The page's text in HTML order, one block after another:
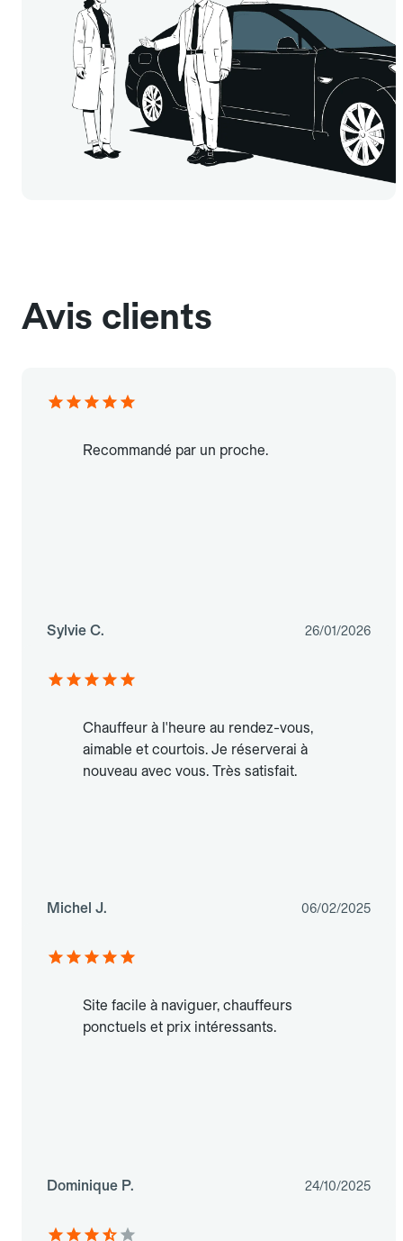
Avis clients
Recommandé par un proche.
Sylvie C. 26/01/2026
Chauffeur à l'heure au rendez-vous,
aimable et courtois. Je réserverai à
nouveau avec vous. Très satisfait.
Michel J. 06/02/2025
Site facile à naviguer, chauffeurs
ponctuels et prix intéressants.
Dominique P. 24/10/2025